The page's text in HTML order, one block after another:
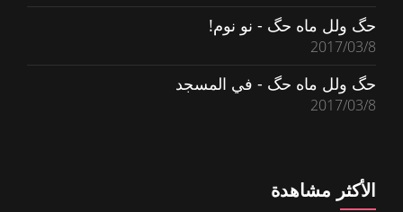
حگ ولل ماه حگ - نو نوم!
2017/03/8
حگ ولل ماه حگ - في المسجد
2017/03/8
الأكثر مشاهدة